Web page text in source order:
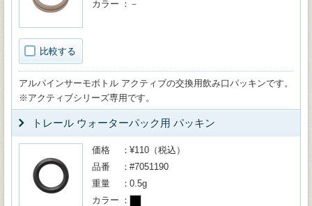
比較する
カラー
－
アルパインサーモボトル アクティブの交換用飲み口パッキンです。
※アクティブシリーズ専用です。
トレール ウォーターパック用 パッキン
価格
¥110（税込）
品番
#7051190
重量
0.5g
カラー